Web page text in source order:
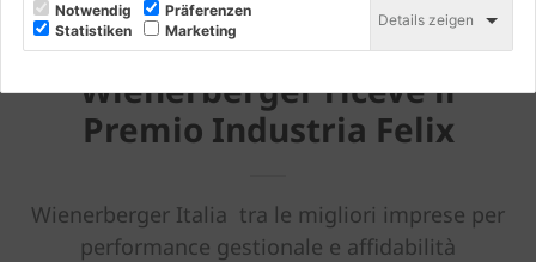
Notwendig
Präferenzen
Statistiken
Marketing
Details zeigen
Wienerberger riceve il
Premio Industria Felix
Wienerberger Italia tra le migliori imprese per
performance gestionale e affidabilità